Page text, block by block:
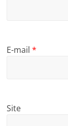
E-mail*
Site